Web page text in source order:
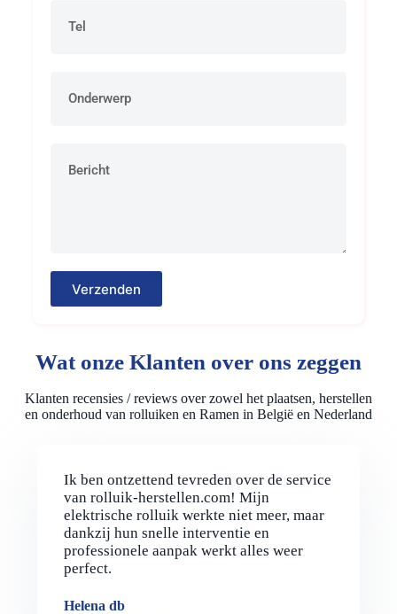
Verzenden
Wat onze Klanten over ons zeggen
Klanten recensies / reviews over zowel het plaatsen, herstellen
en onderhoud van rolluiken en Ramen in België en Nederland
Ik ben ontzettend tevreden over de service
van rolluik-herstellen.com! Mijn
elektrische rolluik werkte niet meer, maar
dankzij hun snelle interventie en
professionele aanpak werkt alles weer
perfect.
Helena db